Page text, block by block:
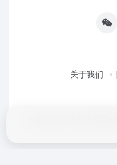
关于我们
全启星